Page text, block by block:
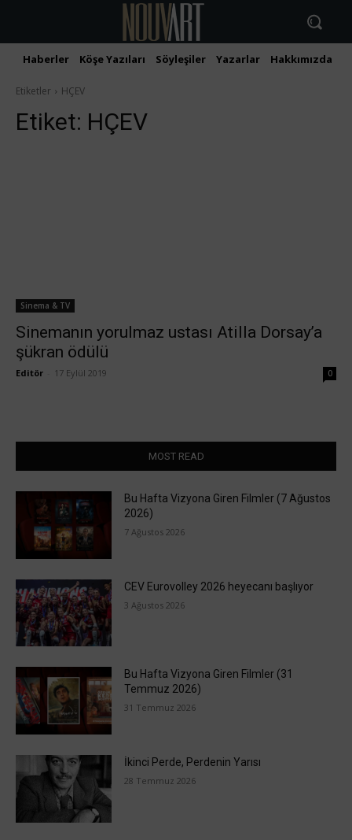
Haberler Köşe Yazıları Söyleşiler Yazarlar Hakkımızda
Etiketler HÇEV
Etiket: HÇEV
Sinema & TV
Sinemanın yorulmaz ustası Atilla Dorsay’a
şükran ödülü
Editör 17 Eylül 2019 0
MOST READ
Bu Hafta Vizyona Giren Filmler (7 Ağustos
2026)
7 Ağustos 2026
CEV Eurovolley 2026 heyecanı başlıyor
3 Ağustos 2026
Bu Hafta Vizyona Giren Filmler (31
Temmuz 2026)
31 Temmuz 2026
İkinci Perde, Perdenin Yarısı
28 Temmuz 2026